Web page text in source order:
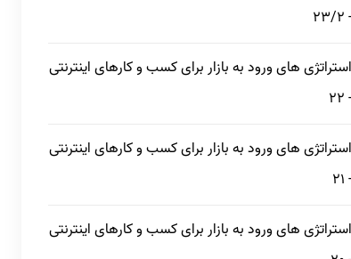
- 23/2
استراتژی های ورود به بازار برای کسب و کارهای اینترنتی
- 22
استراتژی های ورود به بازار برای کسب و کارهای اینترنتی
- 21
استراتژی های ورود به بازار برای کسب و کارهای اینترنتی